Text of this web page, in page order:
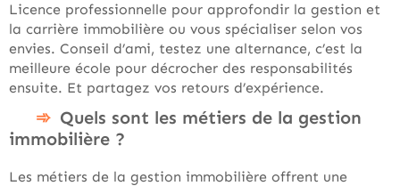
Licence professionnelle pour approfondir la gestion et
la carrière immobilière ou vous spécialiser selon vos
envies. Conseil d’ami, testez une alternance, c’est la
meilleure école pour décrocher des responsabilités
ensuite. Et partagez vos retours d’expérience.
Quels sont les métiers de la gestion
immobilière ?
Les métiers de la gestion immobilière offrent une